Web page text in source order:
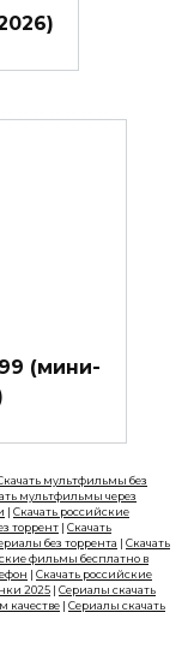
(мини-
мультфильмы без
мультфильмы через
| Скачать российские
торрент | Скачать
без торрента | Скачать
фильмы бесплатно в
| Скачать российские
2025 | Сериалы скачать
качестве | Сериалы скачать